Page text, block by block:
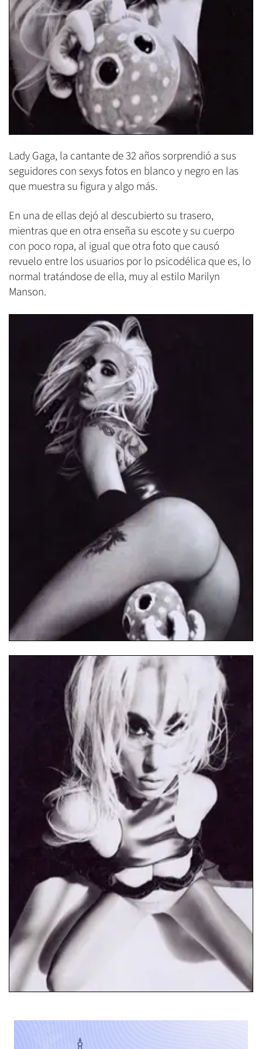
Lady Gaga, la cantante de 32 años sorprendió a sus
seguidores con sexys fotos en blanco y negro en las
que muestra su figura y algo más.
En una de ellas dejó al descubierto su trasero,
mientras que en otra enseña su escote y su cuerpo
con poco ropa, al igual que otra foto que causó
revuelo entre los usuarios por lo psicodélica que es, lo
normal tratándose de ella, muy al estilo Marilyn
Manson.